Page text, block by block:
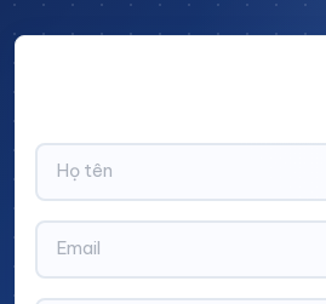
Thông tin sản phẩm